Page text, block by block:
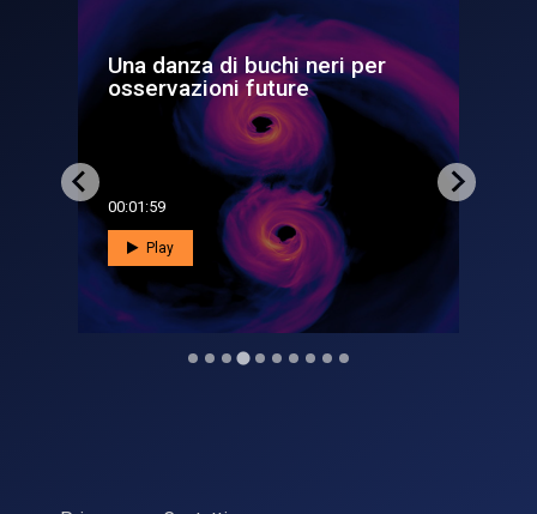
Due voraci buchi neri in
un'immensa nuvola di gas
00:02:38
Play